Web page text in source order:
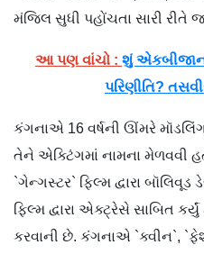
મંજિલ સુધી પહોંચતા સારી રીતે
આ પણ વાંચો : શું
પરિણીતિ?
કંગનાએ 16 વર્ષની ઊંમરે
તેને એક્ટિંગમાં નામના મેળવવી
`ગેન્ગસ્ટર` ફિલ્મ દ્વારા બૉલિવૂડ
ફિલ્મ દ્વારા એક્ટ્રેસે સાબિત
કરવાની છે. કંગનાએ `ક્વીન`,